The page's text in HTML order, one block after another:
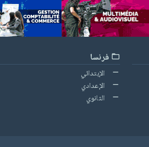
فرنسا
الإبتدائي
الإعدادي
الثانوي